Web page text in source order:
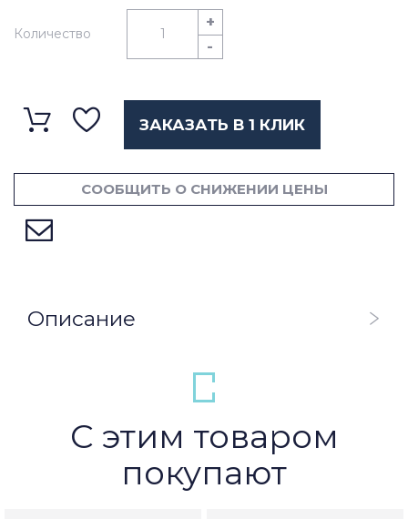
Количество
+
-
ЗАКАЗАТЬ В 1 КЛИК
СООБЩИТЬ О СНИЖЕНИИ ЦЕНЫ
Описание
С этим товаром
покупают